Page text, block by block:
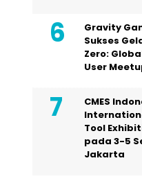
Gravity
Sukses
Zero:
User
CMES
Tool
pada 3-5
Jakarta